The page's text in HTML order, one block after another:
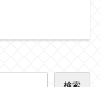
検索